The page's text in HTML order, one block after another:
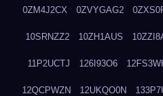
0ZM4J2CX 0ZVYGAG2
10SRNZZ2 10ZH1AUS
11P2UCTJ 126I93O6
12QCPWZN 12UKQO0N